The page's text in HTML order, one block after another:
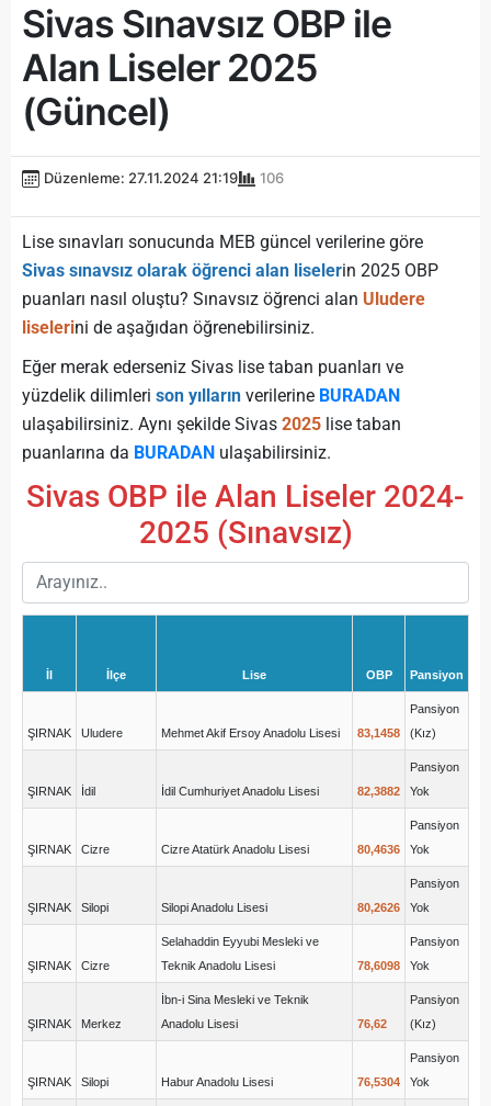
Sivas Sınavsız OBP ile
Alan Liseler 2025
(Güncel)
Düzenleme: 27.11.2024 21:19 106
Lise sınavları sonucunda MEB güncel verilerine göre
Sivas sınavsız olarak öğrenci alan liselerin 2025 OBP
puanları nasıl oluştu? Sınavsız öğrenci alan Uludere
liselerini de aşağıdan öğrenebilirsiniz.
Eğer merak ederseniz Sivas lise taban puanları ve
yüzdelik dilimleri son yılların verilerine BURADAN
ulaşabilirsiniz. Aynı şekilde Sivas 2025 lise taban
puanlarına da BURADAN ulaşabilirsiniz.
Sivas OBP ile Alan Liseler 2024-
2025 (Sınavsız)
İl İlçe Lise OBP Pansiyon
ŞIRNAK Uludere Mehmet Akif Ersoy Anadolu Lisesi 83,1458
Pansiyon
(Kız)
ŞIRNAK İdil İdil Cumhuriyet Anadolu Lisesi 82,3882
Pansiyon
Yok
ŞIRNAK Cizre Cizre Atatürk Anadolu Lisesi 80,4636
Pansiyon
Yok
ŞIRNAK Silopi Silopi Anadolu Lisesi 80,2626
Pansiyon
Yok
ŞIRNAK Cizre
Selahaddin Eyyubi Mesleki ve
Teknik Anadolu Lisesi
78,6098
Pansiyon
Yok
ŞIRNAK Merkez
İbn-i Sina Mesleki ve Teknik
Anadolu Lisesi
76,62
Pansiyon
(Kız)
ŞIRNAK Silopi Habur Anadolu Lisesi 76,5304
Pansiyon
Yok